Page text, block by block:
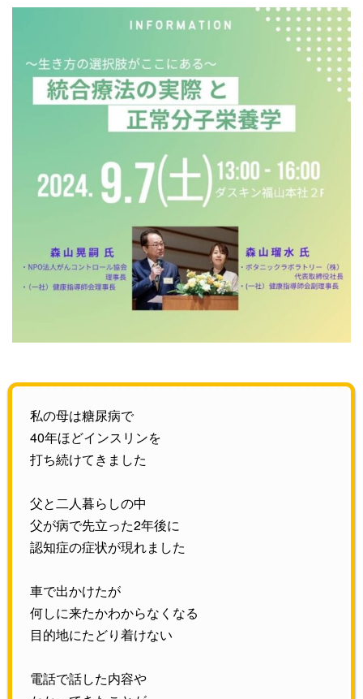
私の母は糖尿病で
40年ほどインスリンを
打ち続けてきました
父と二人暮らしの中
父が病で先立った2年後に
認知症の症状が現れました
車で出かけたが
何しに来たかわからなくなる
目的地にたどり着けない
電話で話した内容や